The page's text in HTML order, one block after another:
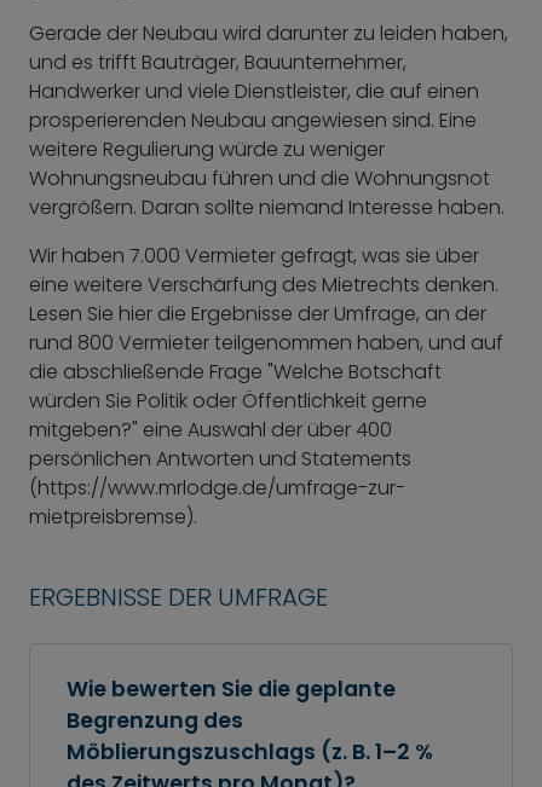
Gerade der Neubau wird darunter zu leiden haben,
und es trifft Bauträger, Bauunternehmer,
Handwerker und viele Dienstleister, die auf einen
prosperierenden Neubau angewiesen sind. Eine
weitere Regulierung würde zu weniger
Wohnungsneubau führen und die Wohnungsnot
vergrößern. Daran sollte niemand Interesse haben.
Wir haben 7.000 Vermieter gefragt, was sie über
eine weitere Verschärfung des Mietrechts denken.
Lesen Sie hier die Ergebnisse der Umfrage, an der
rund 800 Vermieter teilgenommen haben, und auf
die abschließende Frage "Welche Botschaft
würden Sie Politik oder Öffentlichkeit gerne
mitgeben?" eine Auswahl der über 400
persönlichen Antworten und Statements
(https://www.mrlodge.de/umfrage-zur-
mietpreisbremse).
ERGEBNISSE DER UMFRAGE
Wie bewerten Sie die geplante
Begrenzung des
Möblierungszuschlags (z. B. 1–2 %